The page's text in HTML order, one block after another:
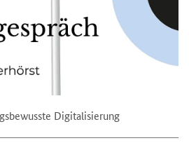
Digitalisierung